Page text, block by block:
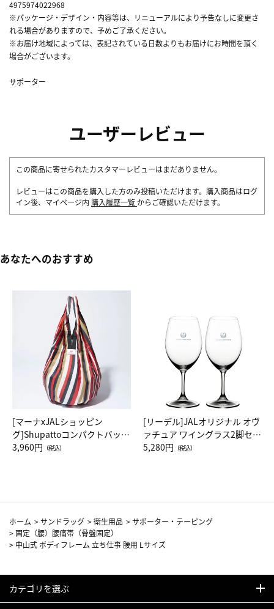
4975974022968
※パッケージ・デザイン・内容等は、リニューアルにより予告なしに変更さ
れる場合がありますので、予めご了承ください。
※お届け地域によっては、表記されている日数よりもお届けにお時間を頂く
場合がございます。
サポーター
ユーザーレビュー
この商品に寄せられたカスタマーレビューはまだありません。
レビューはこの商品を購入した方のみ投稿いただけます。購入商品はログ
イン後、マイページ内 購入履歴一覧 からご確認いただけます。
あなたへのおすすめ
[マーナxJALショッピン
グ]Shupattoコンパクトバッグ
Drop JAL客室乗務員（LC）ス
3,960円 （税込）
[リーデル]JALオリジナル オヴ
ァチュア ワイングラス2脚セッ
ト（レッドワイン）
5,280円 （税込）
ホーム >サンドラッグ >衛生用品 >サポーター・テーピング
> 固定（腰）腰痛帯（骨盤固定）
> 中山式 ボディフレーム 立ち仕事 腰用 Lサイズ
カテゴリを選ぶ